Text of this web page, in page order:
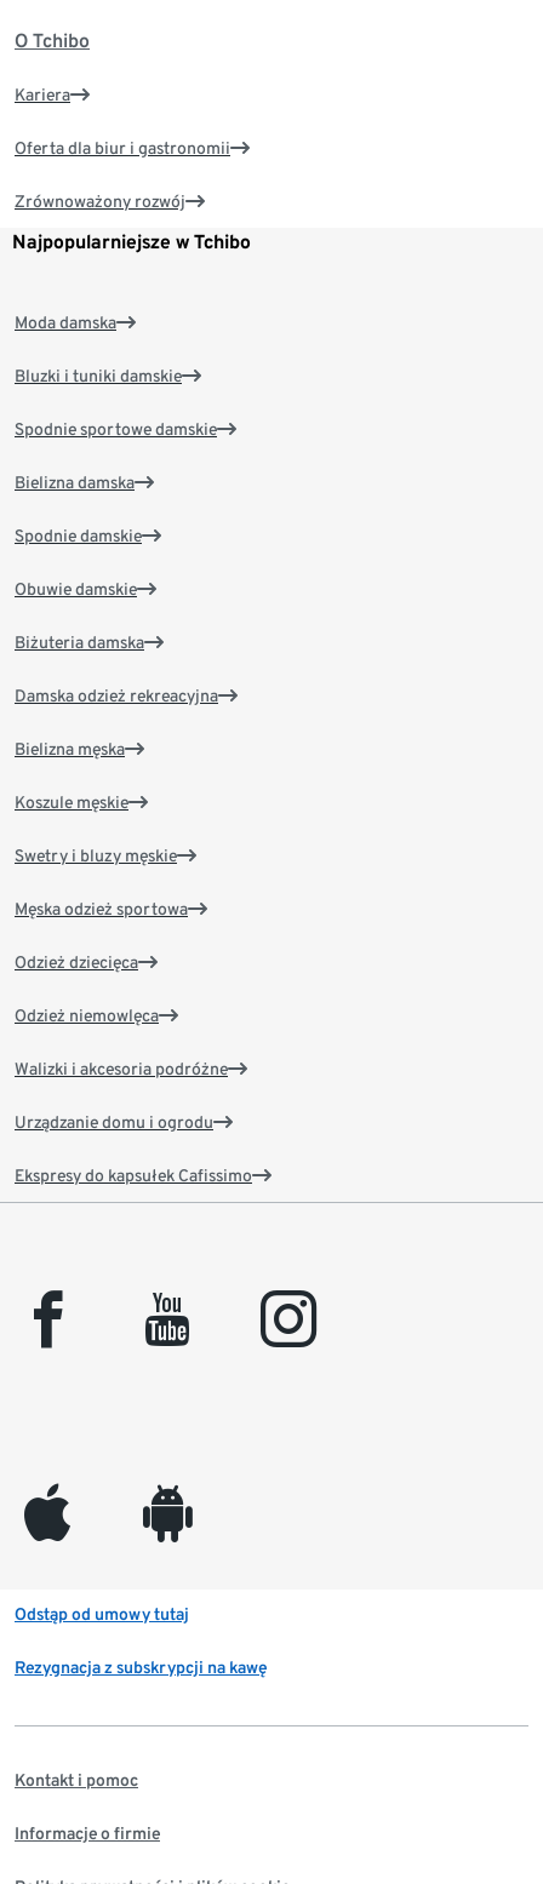
O Tchibo
Kariera
Oferta dla biur i gastronomii
Zrównoważony rozwój
Najpopularniejsze w Tchibo
Moda damska
Bluzki i tuniki damskie
Spodnie sportowe damskie
Bielizna damska
Spodnie damskie
Obuwie damskie
Biżuteria damska
Damska odzież rekreacyjna
Bielizna męska
Koszule męskie
Swetry i bluzy męskie
Męska odzież sportowa
Odzież dziecięca
Odzież niemowlęca
Walizki i akcesoria podróżne
Urządzanie domu i ogrodu
Ekspresy do kapsułek Cafissimo
facebook youtube instagram
appleinc android
Odstąp od umowy tutaj
Rezygnacja z subskrypcji na kawę
Kontakt i pomoc
Informacje o firmie